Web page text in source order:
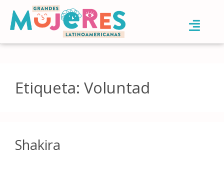
Etiqueta: Voluntad
Shakira